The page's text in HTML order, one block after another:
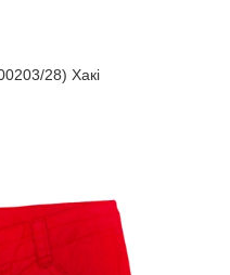
28) Хакі